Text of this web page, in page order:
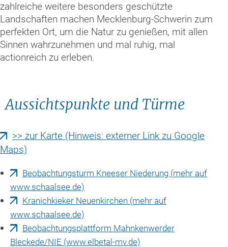
zahlreiche weitere besonders geschützte
Landschaften machen Mecklenburg-Schwerin zum
perfekten Ort, um die Natur zu genießen, mit allen
Sinnen wahrzunehmen und mal ruhig, mal
actionreich zu erleben.
Aussichtspunkte und Türme
>> zur Karte (Hinweis: externer Link zu Google
Maps)
Beobachtungsturm Kneeser Niederung (mehr auf
www.schaalsee.de)
Kranichkieker Neuenkirchen (mehr auf
www.schaalsee.de)
Beobachtungsplattform Mahnkenwerder
Bleckede/NIE (www.elbetal-mv.de)